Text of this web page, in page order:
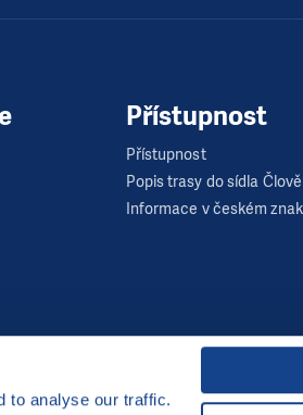
to analyse our traffic.
Přístupnost
Přístupnost
Popis trasy do sídla
Informace v českém